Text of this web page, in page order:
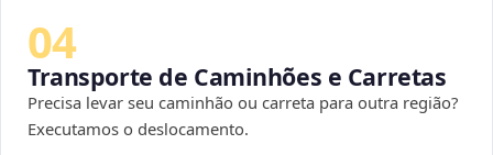
04
Transporte de Caminhões e Carretas
Precisa levar seu caminhão ou carreta para outra região?
Executamos o deslocamento.